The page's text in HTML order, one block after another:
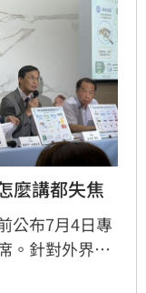
麼講都失焦
公布7月4日專
。針對外界質
，強調專家